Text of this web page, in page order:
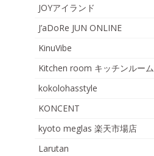
JOYアイランド
J’aDoRe JUN ONLINE
KinuVibe
Kitchen room キッチンルーム
kokolohasstyle
KONCENT
kyoto meglas 楽天市場店
Larutan